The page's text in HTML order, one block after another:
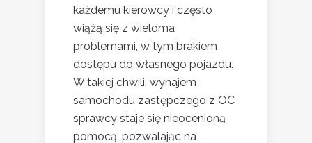
każdemu kierowcy i często
wiążą się z wieloma
problemami, w tym brakiem
dostępu do własnego pojazdu.
W takiej chwili, wynajem
samochodu zastępczego z OC
sprawcy staje się nieocenioną
pomocą, pozwalając na